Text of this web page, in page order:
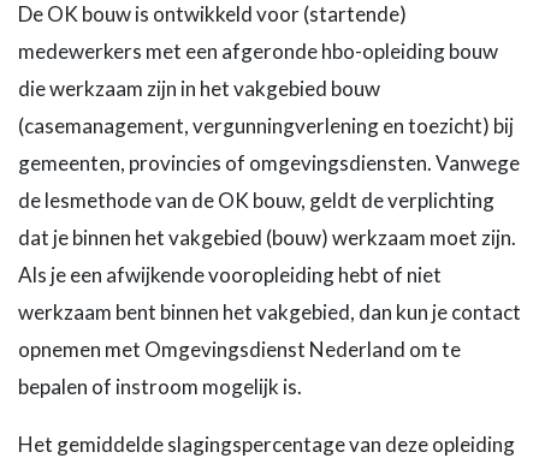
De OK bouw is ontwikkeld voor (startende)
medewerkers met een afgeronde hbo-opleiding bouw
die werkzaam zijn in het vakgebied bouw
(casemanagement, vergunningverlening en toezicht) bij
gemeenten, provincies of omgevingsdiensten. Vanwege
de lesmethode van de OK bouw, geldt de verplichting
dat je binnen het vakgebied (bouw) werkzaam moet zijn.
Als je een afwijkende vooropleiding hebt of niet
werkzaam bent binnen het vakgebied, dan kun je contact
opnemen met Omgevingsdienst Nederland om te
bepalen of instroom mogelijk is.
Het gemiddelde slagingspercentage van deze opleiding